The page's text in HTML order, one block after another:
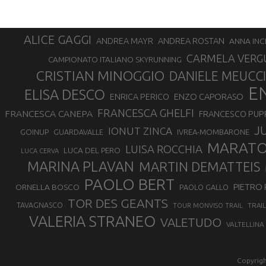
ALICE GAGGI ANDREA MAYR ANDREA ROSTAN ANNA
CAMPIONATO ITALIANO SKYRUNNING CARMELA
CRISTIAN MINOGGIO DANIELE MEUCCI
ELISA DESCO ENRICA PERICO ENZO CAPORASO
FRANCESCA CANEPA FRANCESCA GHELFI FRANCESCO
GOINUP GUARDAVALLE IONUT ZINCA IVREA-MOMBARONE
LUCA CERVA LUCA DEL PERO LUISA ROCCHIA
MARINA PLAVAN MARTIN DEMATTEIS
ORNELLA BOSCO PAOLO BERT PAOLO GALLO PIETRO
TAVAGNASCO TOR DES GEANTS TOUR MONVISO TRAIL
VALERIA STRANEO VALETUDO VALTELLINA